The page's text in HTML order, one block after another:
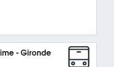
- Gironde